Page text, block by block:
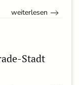
weiterlesen
Stadt